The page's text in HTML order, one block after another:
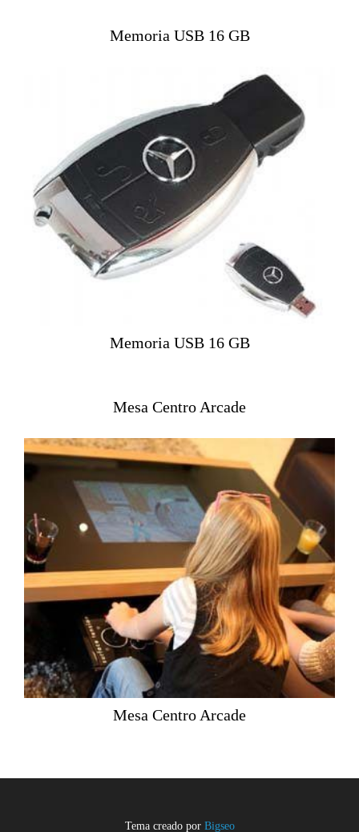
Memoria USB 16 GB
Memoria USB 16 GB
Mesa Centro Arcade
Mesa Centro Arcade
Tema creado por Bigseo